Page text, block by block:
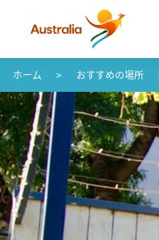
コンテンツへスキップ
フッターナビゲーションへ
ホーム おすすめの場所